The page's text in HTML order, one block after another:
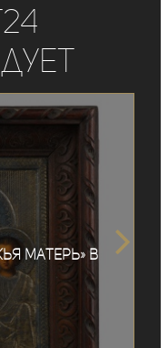
Матерь» в